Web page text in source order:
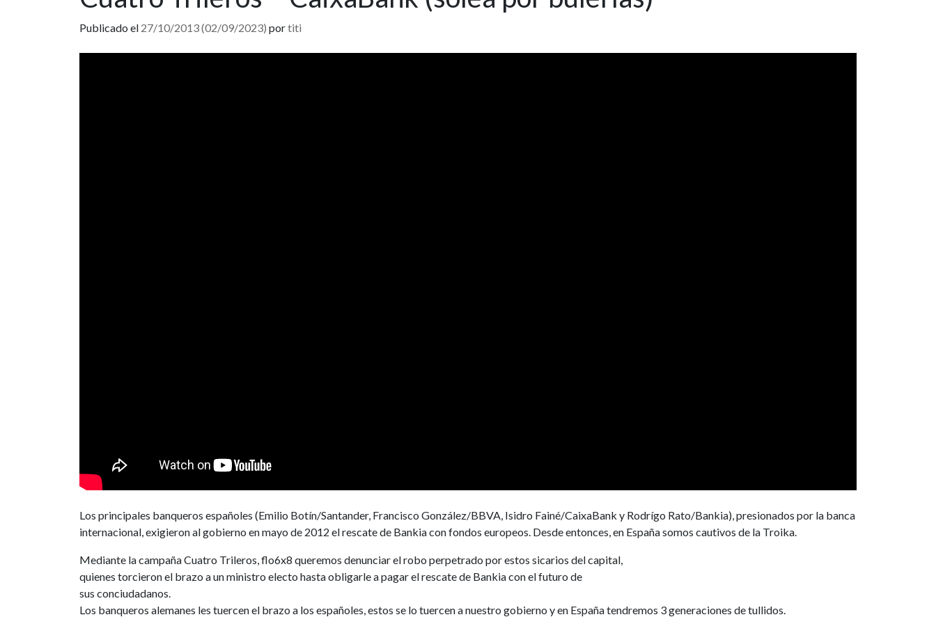
Publicado el 27/10/2013(02/09/2023) portiti
Los principales banqueros españoles (Emilio Botín/Santander, Francisco González/BBVA, Isidro Fainé/CaixaBank y Rodrígo Rato/Bankia), presionados por la banca
internacional, exigieron al gobierno en mayo de 2012 el rescate de Bankia con fondos europeos. Desde entonces, en España somos cautivos de la Troika.
Mediante la campaña Cuatro Trileros, flo6x8 queremos denunciar el robo perpetrado por estos sicarios del capital,
quienes torcieron el brazo a un ministro electo hasta obligarle a pagar el rescate de Bankia con el futuro de
sus conciudadanos.
Los banqueros alemanes les tuercen el brazo a los españoles, estos se lo tuercen a nuestro gobierno y en España tendremos 3 generaciones de tullidos.